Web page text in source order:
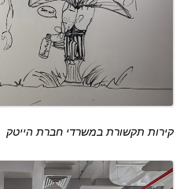
קירות תקשורת במשרדי חברת הייטק